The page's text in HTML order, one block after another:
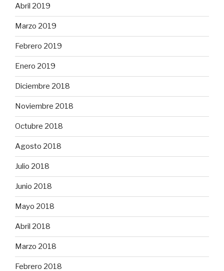
Abril 2019
Marzo 2019
Febrero 2019
Enero 2019
Diciembre 2018
Noviembre 2018
Octubre 2018
Agosto 2018
Julio 2018
Junio 2018
Mayo 2018
Abril 2018
Marzo 2018
Febrero 2018